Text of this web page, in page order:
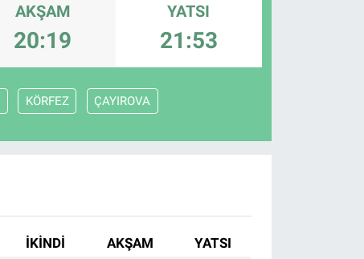
AKŞAM
20:19
YATSI
21:53
KÖRFEZ ÇAYIROVA
İKINDI AKŞAM
YATSI